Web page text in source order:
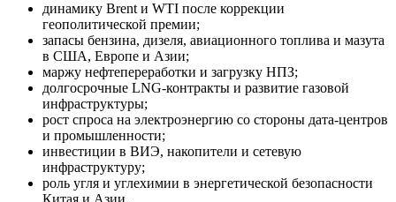
динамику Brent и WTI после коррекции
геополитической премии;
запасы бензина, дизеля, авиационного топлива и мазута
в США, Европе и Азии;
маржу нефтепереработки и загрузку НПЗ;
долгосрочные LNG-контракты и развитие газовой
инфраструктуры;
рост спроса на электроэнергию со стороны дата-центров
и промышленности;
инвестиции в ВИЭ, накопители и сетевую
инфраструктуру;
роль угля и углехимии в энергетической безопасности